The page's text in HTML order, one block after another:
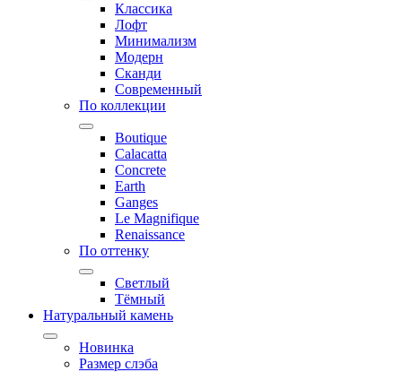
Классика
Лофт
Минимализм
Модерн
Сканди
Современный
По коллекции
Boutique
Calacatta
Concrete
Earth
Ganges
Le Magnifique
Renaissance
По оттенку
Светлый
Тёмный
Натуральный камень
Новинка
Размер слэба